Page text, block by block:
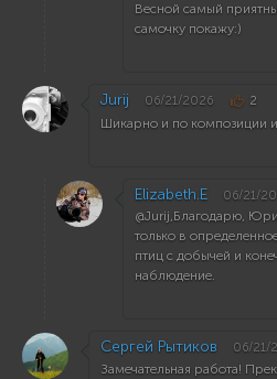
Весной самый
самочку покажу:)
Jurij 06/21/2026 2
Шикарно и по композиции и
Elizabeth.E 06/21/
@Jurij,Благодарю,
только в
птиц с добычей и
наблюдение.
Сергей Рытиков 06/21/
Замечательная работа!